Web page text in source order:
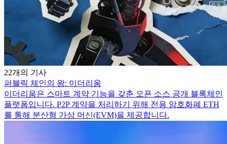
22개의 기사
퍼블릭 체인의 왕: 이더리움
이더리움은 스마트 계약 기능을 갖춘 오픈 소스 공개 블록체인
플랫폼입니다. P2P 계약을 처리하기 위해 전용 암호화폐 ETH
를 통해 분산형 가상 머신(EVM)을 제공합니다.